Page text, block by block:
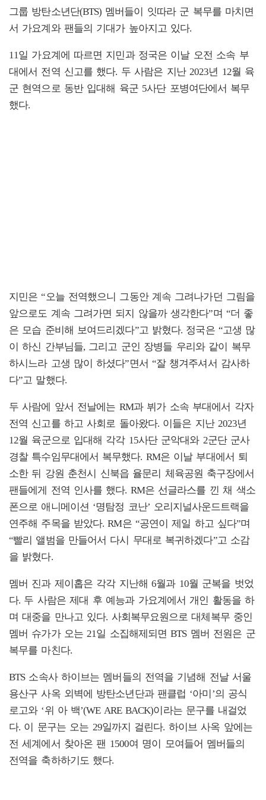
그룹 방탄소년단(BTS) 멤버들이 잇따라 군 복무를 마치면
서 가요계와 팬들의 기대가 높아지고 있다.
11일 가요계에 따르면 지민과 정국은 이날 오전 소속 부
대에서 전역 신고를 했다. 두 사람은 지난 2023년 12월 육
군 현역으로 동반 입대해 육군 5사단 포병여단에서 복무
했다.
지민은 “오늘 전역했으니 그동안 계속 그려나가던 그림을
앞으로도 계속 그려가면 되지 않을까 생각한다”며 “더 좋
은 모습 준비해 보여드리겠다”고 밝혔다. 정국은 “고생 많
이 하신 간부님들, 그리고 군인 장병들 우리와 같이 복무
하시느라 고생 많이 하셨다”면서 “잘 챙겨주셔서 감사하
다”고 말했다.
두 사람에 앞서 전날에는 RM과 뷔가 소속 부대에서 각자
전역 신고를 하고 사회로 돌아왔다. 이들은 지난 2023년
12월 육군으로 입대해 각각 15사단 군악대와 2군단 군사
경찰 특수임무대에서 복무했다. RM은 이날 부대에서 퇴
소한 뒤 강원 춘천시 신북읍 율문리 체육공원 축구장에서
팬들에게 전역 인사를 했다. RM은 선글라스를 낀 채 색소
폰으로 애니메이션 ‘명탐정 코난’ 오리지널사운드트랙을
연주해 주목을 받았다. RM은 “공연이 제일 하고 싶다”며
“빨리 앨범을 만들어서 다시 무대로 복귀하겠다”고 소감
을 밝혔다.
멤버 진과 제이홉은 각각 지난해 6월과 10월 군복을 벗었
다. 두 사람은 제대 후 예능과 가요계에서 개인 활동을 하
며 대중을 만나고 있다. 사회복무요원으로 대체복무 중인
멤버 슈가가 오는 21일 소집해제되면 BTS 멤버 전원은 군
복무를 마친다.
BTS 소속사 하이브는 멤버들의 전역을 기념해 전날 서울
용산구 사옥 외벽에 방탄소년단과 팬클럽 ‘아미’의 공식
로고와 ‘위 아 백’(WE ARE BACK)이라는 문구를 내걸었
다. 이 문구는 오는 29일까지 걸린다. 하이브 사옥 앞에는
전 세계에서 찾아온 팬 1500여 명이 모여들어 멤버들의
전역을 축하하기도 했다.